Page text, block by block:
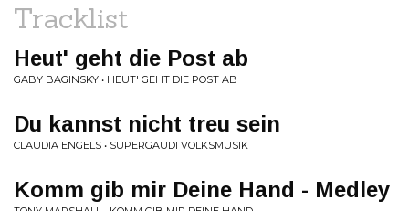
Tracklist
Heut' geht die Post ab
GABY BAGINSKY • HEUT' GEHT DIE POST AB
Du kannst nicht treu sein
CLAUDIA ENGELS • SUPERGAUDI VOLKSMUSIK
Komm gib mir Deine Hand - Medley